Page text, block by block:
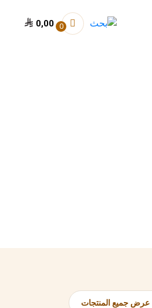
0,00 0
عرض جميع المنتجات